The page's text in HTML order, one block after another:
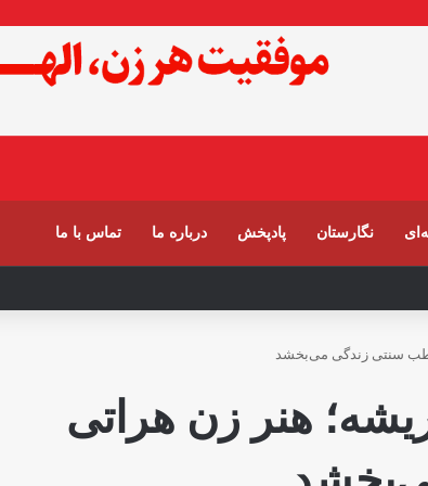
نگارستان پادپخش درباره ما تماس با ما
ادامه دارد
طب سنتی زندگی می‌بخشد
هنر زن هراتی